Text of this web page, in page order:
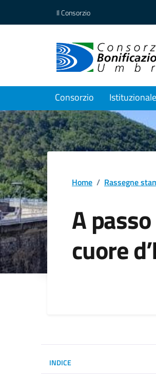
Il Consorzio
Consorzio Istituzionale
Home / Rassegne
A
cuore
INDICE